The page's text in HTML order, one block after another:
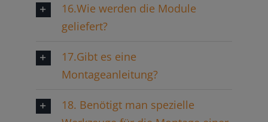
16.Wie werden die Module
geliefert?
17.Gibt es eine
Montageanleitung?
18. Benötigt man spezielle